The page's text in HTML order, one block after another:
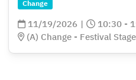
Change
11/19/2026 10:30 -
(A) Change - Festival Stage